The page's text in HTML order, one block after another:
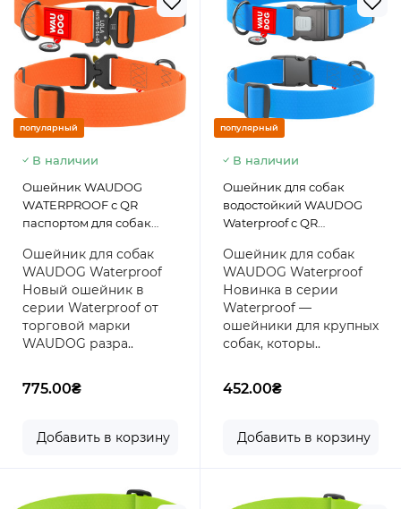
популярный
В наличии
Ошейник WAUDOG
WATERPROOF с QR
паспортом для собак
водоотталкивающего
материала COLLARTEX,
металлическая пряжка-
фастекс с площадкой для
гравировки, 46-70 см 40
мм Оранжевый
Ошейник для собак
WAUDOG Waterproof
Новый ошейник в
серии Waterproof от
торговой марки
WAUDOG разра..
775.00₴
Добавить в корзину
популярный
В наличии
Ошейник для собак
водостойкий WAUDOG
Waterproof c QR
фастекс, голубой, размер
XXL, 46-70 см 40 мм
Ошейник для собак
WAUDOG Waterproof
Новинка в серии
Waterproof —
ошейники для крупных
собак, которы..
452.00₴
Добавить в корзину